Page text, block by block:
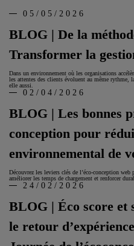
BLOG | De la
Transformer la
05/05/2026
Dans un environnement où les organisations
les attentes des clients évoluent au même rythme,
elle aussi.
BLOG | Les bonnes
conception pour
environnemental de
02/04/2026
Découvrez les leviers clés de l’éco‑conception
améliorer les temps de chargement et renforcer
BLOG | Éco score et
le retour
24/02/2026